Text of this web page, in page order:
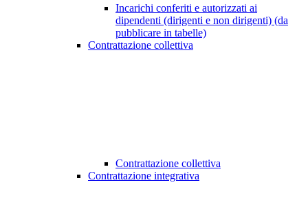
Incarichi conferiti e autorizzati ai
dipendenti (dirigenti e non dirigenti) (da
pubblicare in tabelle)
Contrattazione collettiva
Contrattazione collettiva
Contrattazione integrativa